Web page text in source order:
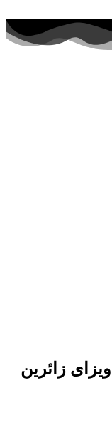
زائرین